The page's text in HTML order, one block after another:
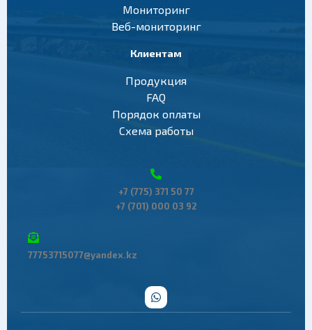
Мониторинг
Веб-мониторинг
Клиентам
Продукция
FAQ
Порядок оплаты
Схема работы
+7 (775) 371 50 77
+7 (701) 000 03 92
77753715077@yandex.kz